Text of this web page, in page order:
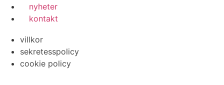
nyheter
kontakt
villkor
sekretesspolicy
cookie policy